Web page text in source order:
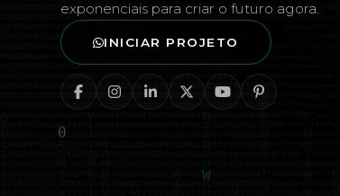
exponenciais para criar o futuro agora.
INICIAR PROJETO